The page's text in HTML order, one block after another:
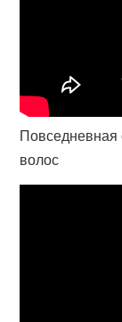
Повседневная
волос